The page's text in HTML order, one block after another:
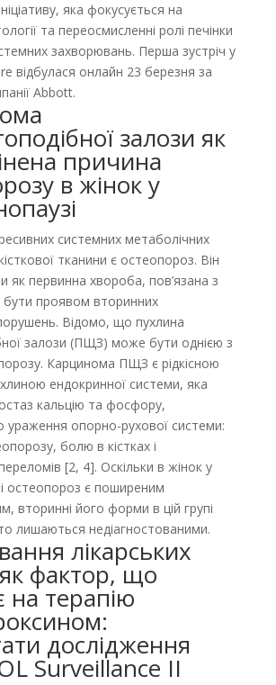
яка фокусується на
та переосмисленні ролі печінки
захворювань. Перша зустріч у
відбулася онлайн 23 березня за
Abbott.
залози як
причина
в жінок у
системних метаболічних
тканини є остеопороз. Він
як первинна хвороба, пов’язана з
бути проявом вторинних
Відомо, що пухлина
залози (ПЩЗ) може бути однією з
Карцинома ПЩЗ є рідкісною
ендокринної системи, яка
кальцію та фосфору,
ураження опорно-рухової системи:
болю в кістках і
[2, 4]. Оскільки в жінок у
остеопороз є поширеним
вторинні його форми в цій групі
лишаються недіагностованими.
лікарських
як фактор, що
на терапію
дослідження
Surveillance II